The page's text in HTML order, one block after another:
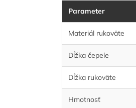
Parameter
Materiál rukoväte
Dĺžka čepele
Dĺžka rukoväte
Hmotnosť